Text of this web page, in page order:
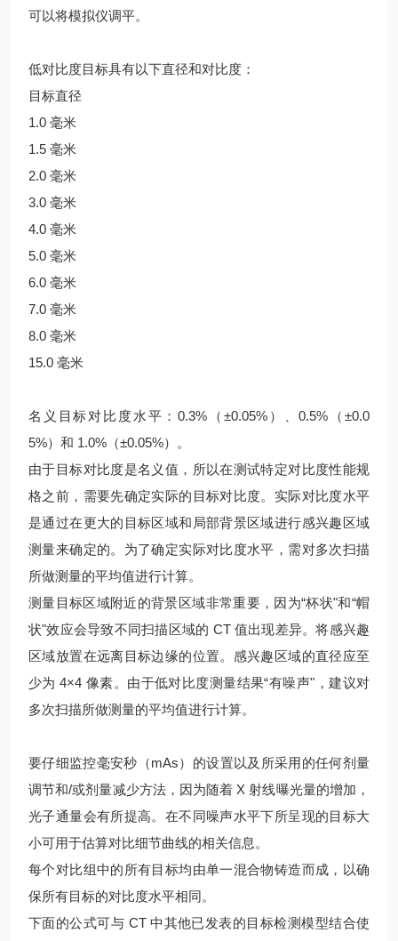
可以将模拟仪调平。
低对比度目标具有以下直径和对比度：
目标直径
1.0 毫米
1.5 毫米
2.0 毫米
3.0 毫米
4.0 毫米
5.0 毫米
6.0 毫米
7.0 毫米
8.0 毫米
15.0 毫米
名义目标对比度水平：0.3%（±0.05%）、0.5%（±0.0
5%）和 1.0%（±0.05%）。
由于目标对比度是名义值，所以在测试特定对比度性能规
格之前，需要先确定实际的目标对比度。实际对比度水平
是通过在更大的目标区域和局部背景区域进行感兴趣区域
测量来确定的。为了确定实际对比度水平，需对多次扫描
所做测量的平均值进行计算。
测量目标区域附近的背景区域非常重要，因为“杯状"和“帽
状"效应会导致不同扫描区域的 CT 值出现差异。将感兴趣
区域放置在远离目标边缘的位置。感兴趣区域的直径应至
少为 4×4 像素。由于低对比度测量结果“有噪声"，建议对
多次扫描所做测量的平均值进行计算。
要仔细监控毫安秒（mAs）的设置以及所采用的任何剂量
调节和/或剂量减少方法，因为随着 X 射线曝光量的增加，
光子通量会有所提高。在不同噪声水平下所呈现的目标大
小可用于估算对比细节曲线的相关信息。
每个对比组中的所有目标均由单一混合物铸造而成，以确
保所有目标的对比度水平相同。
下面的公式可与 CT 中其他已发表的目标检测模型结合使